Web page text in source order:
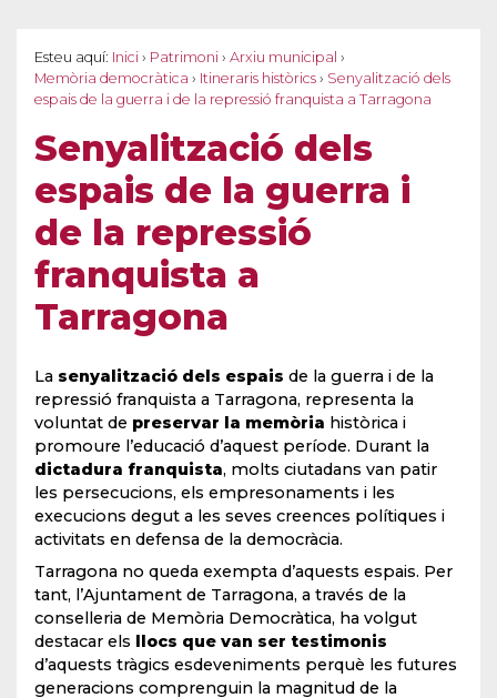
Esteu aquí: Inici › Patrimoni › Arxiu municipal ›
Memòria democràtica › Itineraris històrics › Senyalització dels
espais de la guerra i de la repressió franquista a Tarragona
Senyalització dels
espais de la guerra i
de la repressió
franquista a
Tarragona
La senyalització dels espais de la guerra i de la
repressió franquista a Tarragona, representa la
voluntat de preservar la memòria històrica i
promoure l’educació d’aquest període. Durant la
dictadura franquista, molts ciutadans van patir
les persecucions, els empresonaments i les
execucions degut a les seves creences polítiques i
activitats en defensa de la democràcia.
Tarragona no queda exempta d’aquests espais. Per
tant, l’Ajuntament de Tarragona, a través de la
conselleria de Memòria Democràtica, ha volgut
destacar els
llocs que van ser testimonis
d’aquests tràgics esdeveniments perquè les futures
generacions comprenguin la magnitud de la